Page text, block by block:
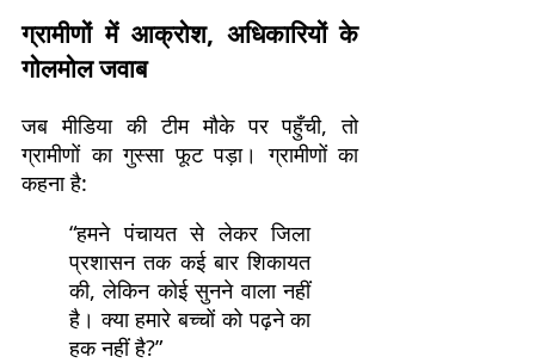
ग्रामीणों में आक्रोश, अधिकारियों के
गोलमोल जवाब
जब मीडिया की टीम मौके पर पहुँची, तो
ग्रामीणों का गुस्सा फूट पड़ा। ग्रामीणों का
कहना है:
“हमने पंचायत से लेकर जिला
प्रशासन तक कई बार शिकायत
की, लेकिन कोई सुनने वाला नहीं
है। क्या हमारे बच्चों को पढ़ने का
हक नहीं है?”